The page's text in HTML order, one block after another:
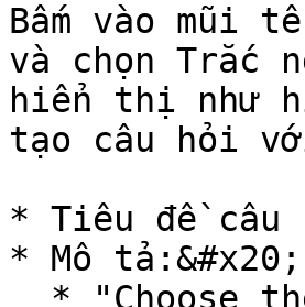
Bấm vào mũi
và chọn Trắc
hiển thị như
tạo câu hỏi
* Tiêu đề câu
* Mô tả:&#x20;